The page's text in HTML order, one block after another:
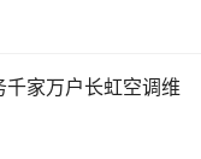
家万户长虹空调维